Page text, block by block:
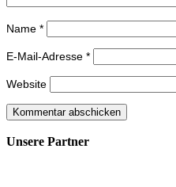
Name *
E-Mail-Adresse *
Website
Unsere Partner